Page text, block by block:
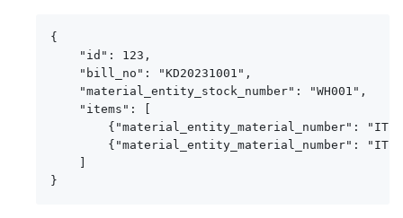
{
    "id": 123,
    "bill_no": "KD20231001",
    "material_entity_stock_number": "WH001",
    "items": [
{"material_entity_material_number":
{"material_entity_material_number":
    ]
}